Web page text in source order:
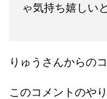
ゃ気持ち嬉しい
りゅうさんからの
このコメントのや